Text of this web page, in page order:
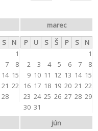
S
N
1
7
8
14 15
21 22
28
marec
P
U S Š P S
N
1
2
3 4 5 6 7
8
9 10 11 12 13 14 15
16 17 18 19 20 21 22
23 24 25 26 27 28 29
30 31
jún